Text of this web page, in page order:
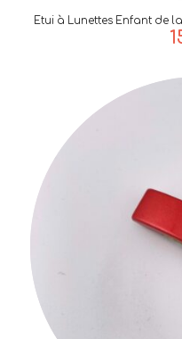
Etui à Lunettes Enfant de